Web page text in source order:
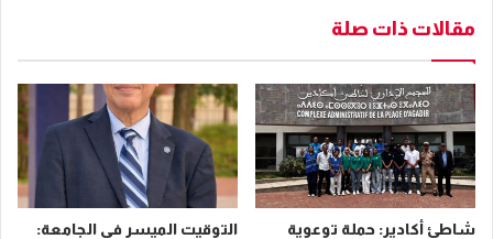
مقالات ذات صلة
شاطئ أكادير: حملة توعوية
التوقيت الميسر في الجامعة: